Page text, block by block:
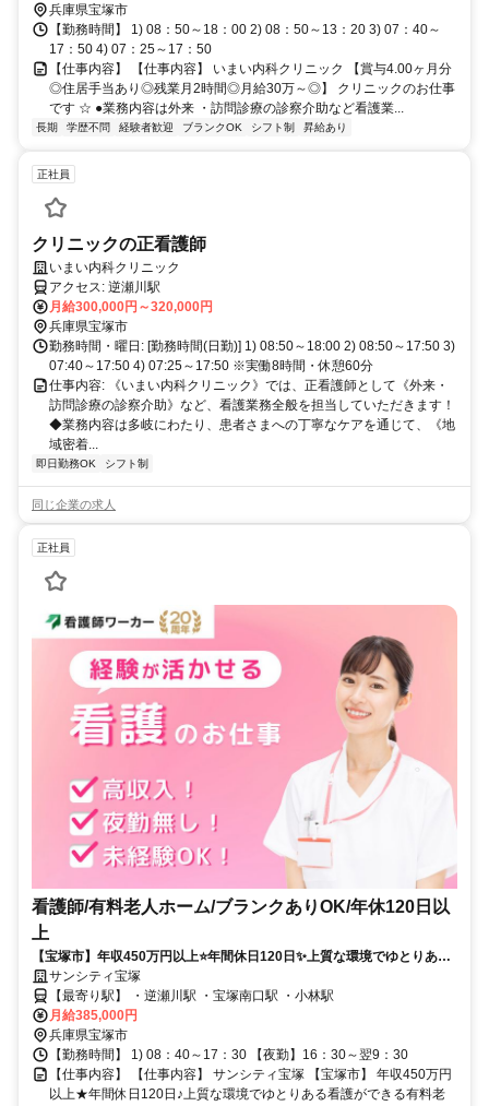
兵庫県宝塚市
【勤務時間】 1) 08：50～18：00 2) 08：50～13：20 3) 07：40～
17：50 4) 07：25～17：50
【仕事内容】 【仕事内容】 いまい内科クリニック 【賞与4.00ヶ月分
◎住居手当あり◎残業月2時間◎月給30万～◎】 クリニックのお仕事
です ☆ ●業務内容は外来 ・訪問診療の診察介助など看護業...
長期 学歴不問 経験者歓迎 ブランクOK シフト制 昇給あり
正社員
クリニックの正看護師
いまい内科クリニック
アクセス: 逆瀬川駅
月給300,000円～320,000円
兵庫県宝塚市
勤務時間・曜日: [勤務時間(日勤)] 1) 08:50～18:00 2) 08:50～17:50 3)
07:40～17:50 4) 07:25～17:50 ※実働8時間・休憩60分
仕事内容: 《いまい内科クリニック》では、正看護師として《外来・
訪問診療の診察介助》など、看護業務全般を担当していただきます！
◆業務内容は多岐にわたり、患者さまへの丁寧なケアを通じて、《地
域密着...
即日勤務OK シフト制
同じ企業の求人
正社員
看護師/有料老人ホーム/ブランクありOK/年休120日以
上
【宝塚市】年収450万円以上⭐年間休日120日✨上質な環境でゆとりある
看護ができる有料老人ホームです⭕
サンシティ宝塚
【最寄り駅】 ・逆瀬川駅 ・宝塚南口駅 ・小林駅
月給385,000円
兵庫県宝塚市
【勤務時間】 1) 08：40～17：30 【夜勤】16：30～翌9：30
【仕事内容】 【仕事内容】 サンシティ宝塚 【宝塚市】 年収450万円
以上★年間休日120日♪上質な環境でゆとりある看護ができる有料老